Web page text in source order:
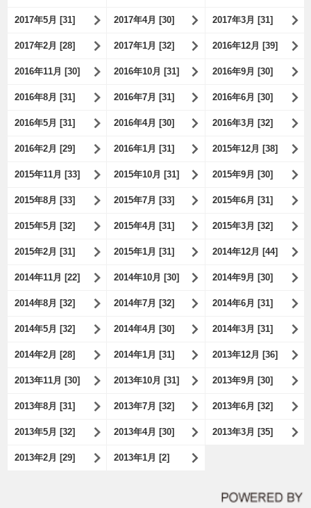
2017年5月 [31] 2017年4月 [30] 2017年3月 [31]
2017年2月 [28] 2017年1月 [32] 2016年12月 [39]
2016年11月 [30] 2016年10月 [31] 2016年9月 [30]
2016年8月 [31] 2016年7月 [31] 2016年6月 [30]
2016年5月 [31] 2016年4月 [30] 2016年3月 [32]
2016年2月 [29] 2016年1月 [31] 2015年12月 [38]
2015年11月 [33] 2015年10月 [31] 2015年9月 [30]
2015年8月 [33] 2015年7月 [33] 2015年6月 [31]
2015年5月 [32] 2015年4月 [31] 2015年3月 [32]
2015年2月 [31] 2015年1月 [31] 2014年12月 [44]
2014年11月 [22] 2014年10月 [30] 2014年9月 [30]
2014年8月 [32] 2014年7月 [32] 2014年6月 [31]
2014年5月 [32] 2014年4月 [30] 2014年3月 [31]
2014年2月 [28] 2014年1月 [31] 2013年12月 [36]
2013年11月 [30] 2013年10月 [31] 2013年9月 [30]
2013年8月 [31] 2013年7月 [32] 2013年6月 [32]
2013年5月 [32] 2013年4月 [30] 2013年3月 [35]
2013年2月 [29] 2013年1月 [2]